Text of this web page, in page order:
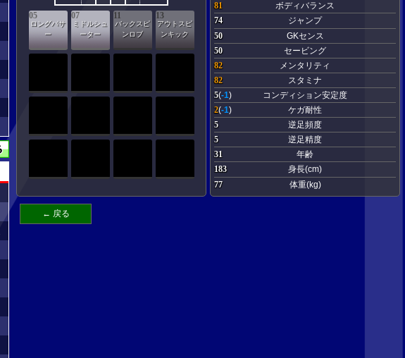
05
ロングパサ
ー
07
ミドルシュ
ーター
11
バックスピ
ンロブ
13
アウトスピ
ンキック
81
ボディバランス
74
ジャンプ
50
GKセンス
50
セービング
82
メンタリティ
82
スタミナ
5(-1)
コンディション安定度
2(-1)
ケガ耐性
5
逆足頻度
5
逆足精度
31
年齢
183
身長(cm)
77
体重(kg)
← 戻る